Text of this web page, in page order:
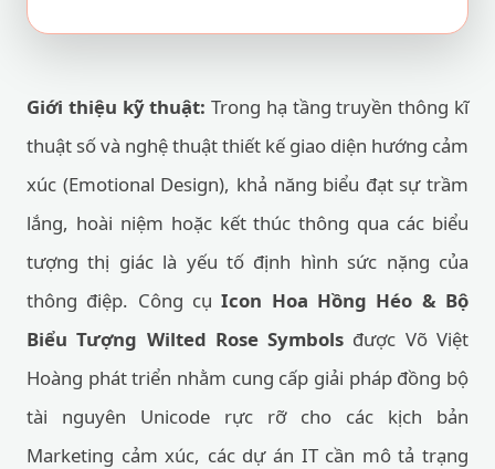
Giới thiệu kỹ thuật: Trong hạ tầng truyền thông kĩ
thuật số và nghệ thuật thiết kế giao diện hướng cảm
xúc (Emotional Design), khả năng biểu đạt sự trầm
lắng, hoài niệm hoặc kết thúc thông qua các biểu
tượng thị giác là yếu tố định hình sức nặng của
thông điệp. Công cụIcon Hoa Hồng Héo & Bộ
Biểu Tượng Wilted Rose Symbols được Võ Việt
Hoàng phát triển nhằm cung cấp giải pháp đồng bộ
tài nguyên Unicode rực rỡ cho các kịch bản
Marketing cảm xúc, các dự án IT cần mô tả trạng